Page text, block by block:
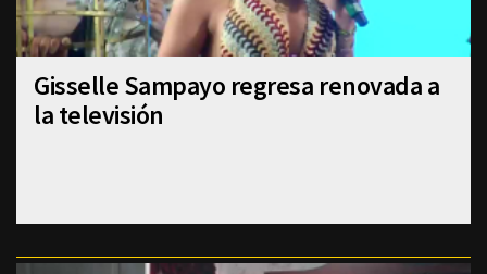
Gisselle Sampayo regresa renovada a
la televisión